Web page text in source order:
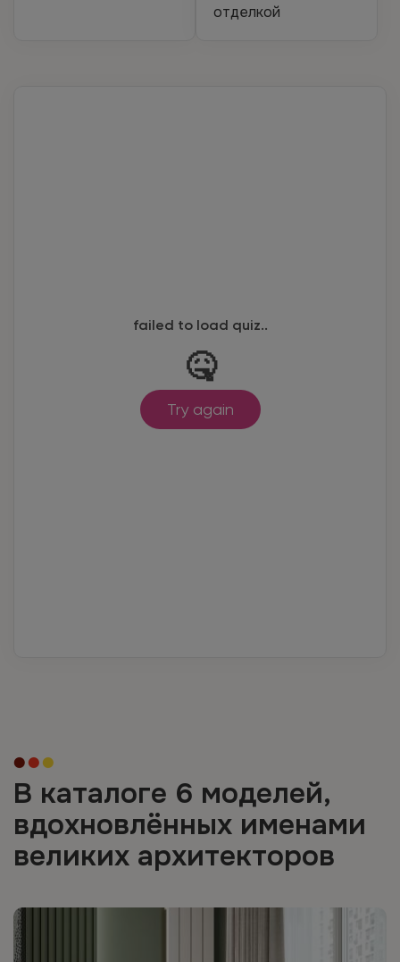
отделкой
В каталоге 6 моделей,
вдохновлённых именами
великих архитекторов